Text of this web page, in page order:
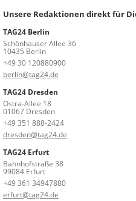
Unsere Redaktionen direkt für
TAG24 Berlin
Schönhauser Allee 36
10435 Berlin
+49 30 120880900
berlin@tag24.de
TAG24 Dresden
Ostra-Allee 18
01067 Dresden
+49 351 888-2424
dresden@tag24.de
TAG24 Erfurt
Bahnhofstraße 38
99084 Erfurt
+49 361 34947880
erfurt@tag24.de